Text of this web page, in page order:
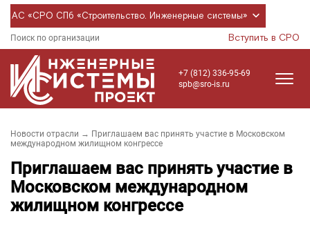
АС «СРО СПб «Строительство. Инженерные системы»
Поиск по организации Вступить в СРО
+7 (812) 336-95-69
spb@sro-is.ru
Новости отрасли → Приглашаем вас принять участие в Московском
международном жилищном конгрессе
Приглашаем вас принять участие в
Московском международном
жилищном конгрессе